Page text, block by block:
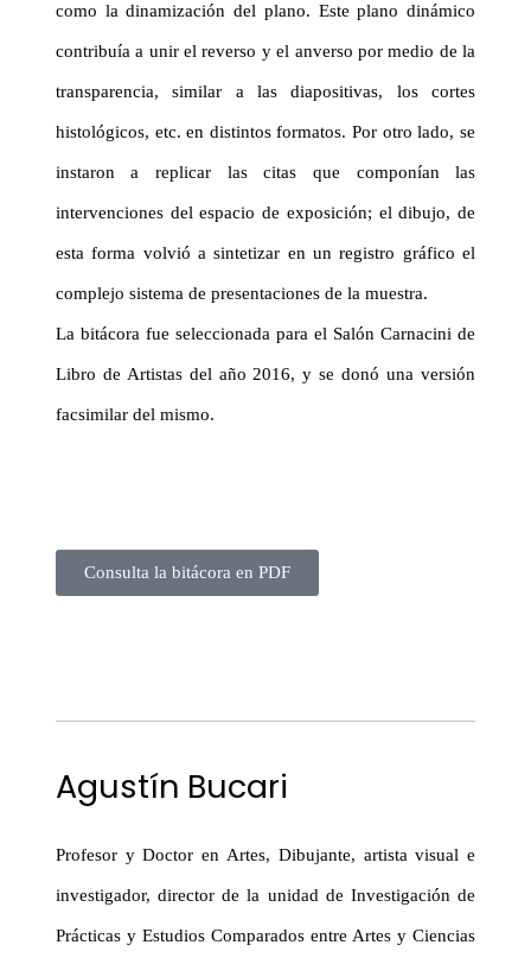
como la dinamización del plano. Este plano dinámico
contribuía a unir el reverso y el anverso por medio de la
transparencia, similar a las diapositivas, los cortes
histológicos, etc. en distintos formatos. Por otro lado, se
instaron a replicar las citas que componían las
intervenciones del espacio de exposición; el dibujo, de
esta forma volvió a sintetizar en un registro gráfico el
complejo sistema de presentaciones de la muestra.
La bitácora fue seleccionada para el Salón Carnacini de
Libro de Artistas del año 2016, y se donó una versión
facsimilar del mismo.
Consulta la bitácora en PDF
Agustín Bucari
Profesor y Doctor en Artes, Dibujante, artista visual e
investigador, director de la unidad de Investigación de
Prácticas y Estudios Comparados entre Artes y Ciencias